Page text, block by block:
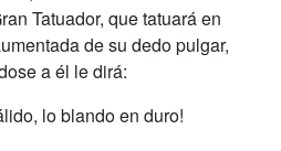
Tatuador, que tatuará en
de su dedo pulgar,
a él le dirá:
lo blando en duro!